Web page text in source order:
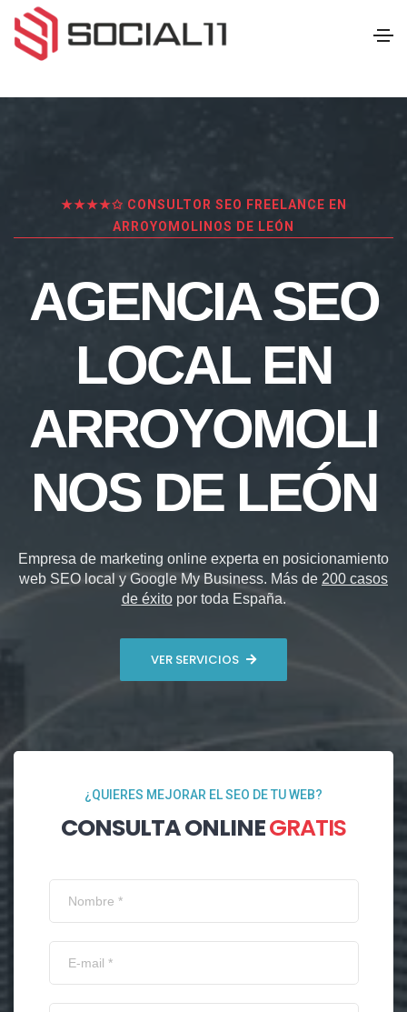
★★★★✩ CONSULTOR SEO FREELANCE EN
ARROYOMOLINOS DE LEÓN
AGENCIA SEO
LOCAL EN
ARROYOMOLI
NOS DE LEÓN
Empresa de marketing online experta en posicionamiento
web SEO local y Google My Business. Más de 200 casos
de éxitopor toda España.
VER SERVICIOS
¿QUIERES MEJORAR EL SEO DE TU WEB?
CONSULTA ONLINEGRATIS